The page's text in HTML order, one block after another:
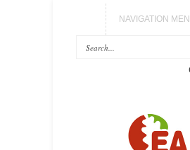
NAVIGATION